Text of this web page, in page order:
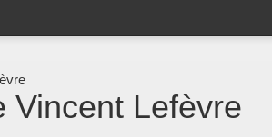
Vincent Lefèvre